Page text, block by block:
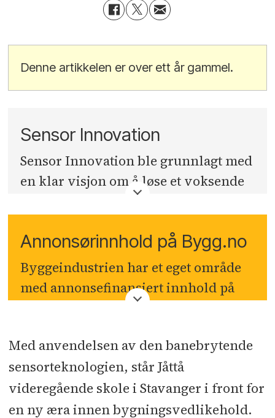
Denne artikkelen er over ett år gammel.
Sensor Innovation
Sensor Innovation ble grunnlagt med
en klar visjon om å løse et voksende
miljøkonsekvensene av fuktskader.
Gjennom forskning og utvikling med
ledende eksperter innen teknologi og
bygningsfysikk har vi siden 2018
resultert i et system bestående av små
robuste sensorer med 30 års
batterilevetid og et digitalt verktøy
som gir deg sanntidsdata for å
Annonsørinnhold på Bygg.no
Byggeindustrien har et eget område
med annonsefinansiert innhold på
journalister eller redaksjon, men er
en distribusjonskanal for betalt
innholdsmateriell.
Med anvendelsen av den banebrytende
sensorteknologien, står Jåttå
videregående skole i Stavanger i front for
en ny æra innen bygningsvedlikehold.